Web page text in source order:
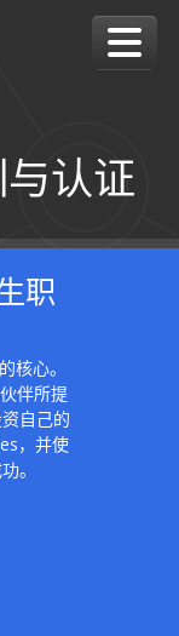
认证
职
核心。
伴所提
自己的
，并使
。